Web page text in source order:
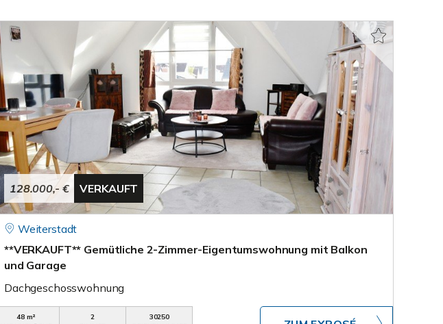
128.000,- € VERKAUFT
Weiterstadt
**VERKAUFT** Gemütliche 2-Zimmer-Eigentumswohnung mit Balkon
und Garage
Dachgeschosswohnung
48 m²
2
30250